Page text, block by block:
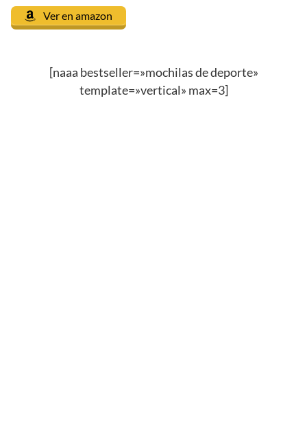
Ver en amazon
[naaa bestseller=»mochilas de deporte»
template=»vertical» max=3]